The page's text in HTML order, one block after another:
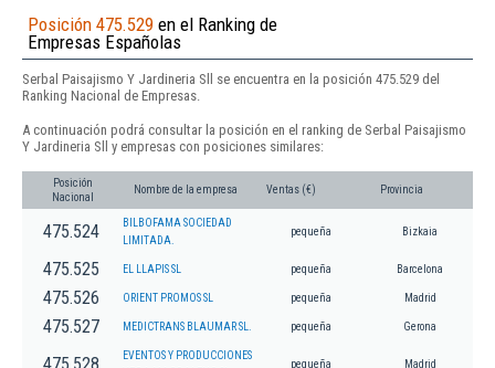
Posición 475.529 en el Ranking de
Empresas Españolas
Serbal Paisajismo Y Jardineria Sll se encuentra en la posición 475.529 del
Ranking Nacional de Empresas.
A continuación podrá consultar la posición en el ranking de Serbal Paisajismo
Y Jardineria Sll y empresas con posiciones similares:
Posición
Nacional
Nombre de la empresa Ventas (€) Provincia
475.524
BILBOFAMA SOCIEDAD
LIMITADA.
pequeña Bizkaia
475.525 EL LLAPIS SL pequeña Barcelona
475.526 ORIENT PROMOS SL pequeña Madrid
475.527 MEDICTRANS BLAUMAR SL. pequeña Gerona
EVENTOS Y PRODUCCIONES
pequeña Madrid